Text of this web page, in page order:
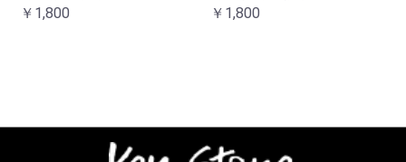
￥1,800 ￥1,800